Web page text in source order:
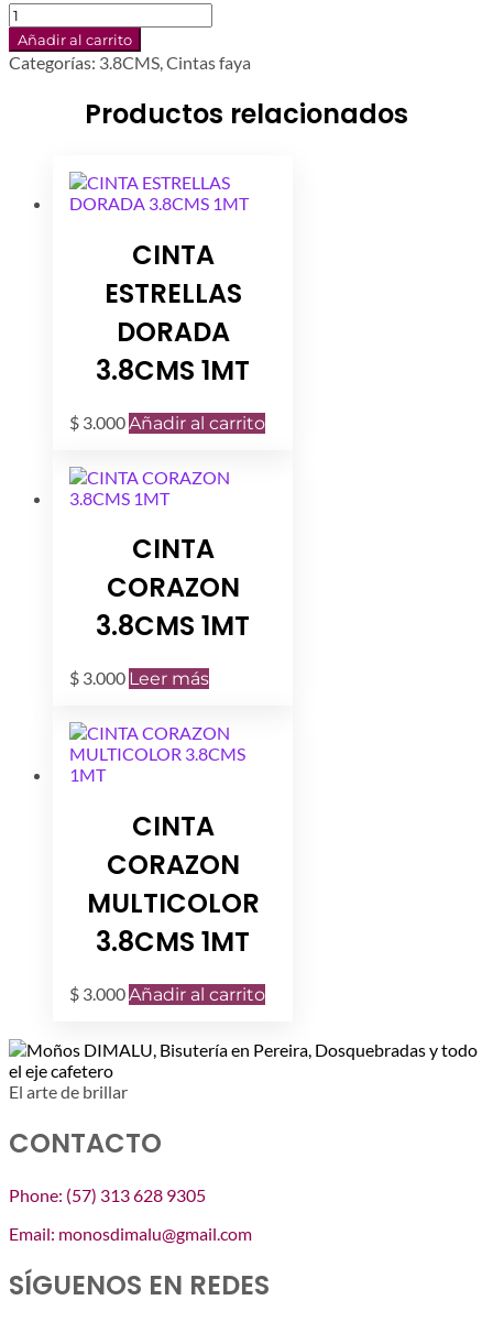
era:
$ 30.000.$ 20.000.
CINTA
BORDADA
3.8CM
PINK
Añadir al carrito
Categorías: 3.8CMS,Cintas faya
Productos relacionados
CINTA
ESTRELLAS
DORADA
3.8CMS 1MT
$ 3.000Añadir al carrito
CINTA
CORAZON
3.8CMS 1MT
$ 3.000 Leer más
CINTA
CORAZON
MULTICOLOR
3.8CMS 1MT
$ 3.000Añadir al carrito
El arte de brillar
CONTACTO
Phone: (57) 313 628 9305
Email: monosdimalu@gmail.com
SÍGUENOS EN REDES